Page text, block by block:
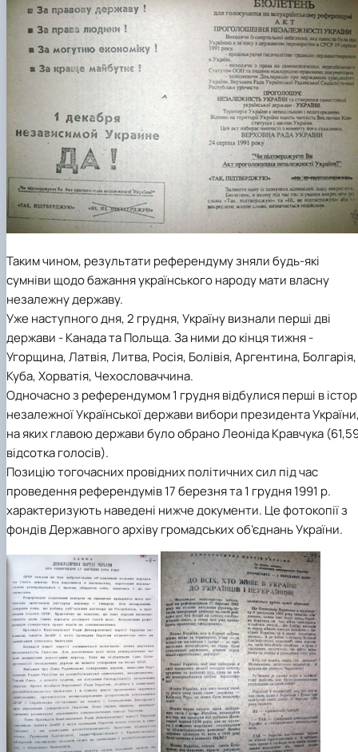
Таким чином, результати референдуму зняли будь-які
сумніви щодо бажання українського народу мати власну
незалежну державу.
Уже наступного дня, 2 грудня, Україну визнали перші дві
держави - Канада та Польща. За ними до кінця тижня -
Угорщина, Латвія, Литва, Росія, Болівія, Аргентина, Болгарія,
Куба, Хорватія, Чехословаччина.
Одночасно з референдумом 1 грудня відбулися перші в
незалежної Української держави вибори президента
на яких главою держави було обрано Леоніда Кравчука
відсотка голосів).
Позицію тогочасних провідних політичних сил під час
проведення референдумів 17 березня та 1 грудня 1991 р.
характеризують наведені нижче документи. Це фотокопії з
фондів Державного архіву громадських об’єднань України.